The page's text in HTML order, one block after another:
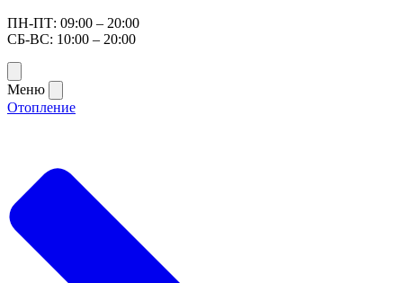
ПН-ПТ: 09:00 – 20:00
СБ-ВС: 10:00 – 20:00
Меню
Отопление